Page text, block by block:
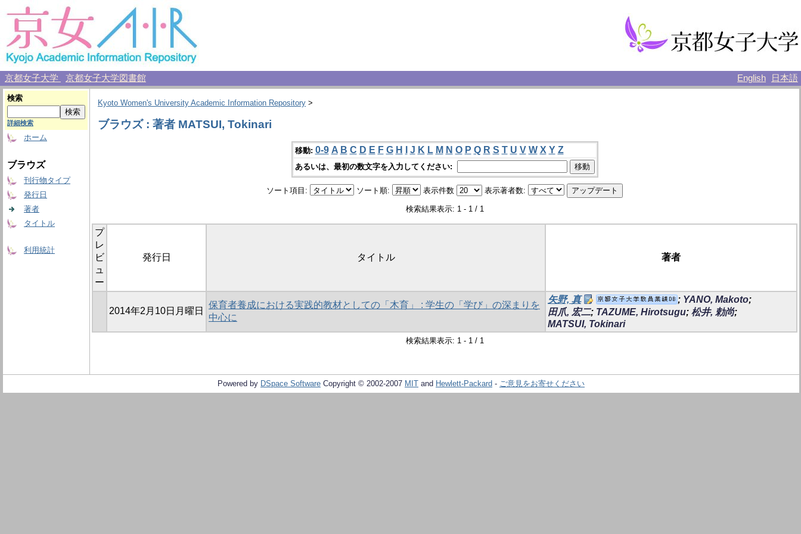
京都女子大学 京都女子大学図書館 English 日本語
検索
詳細検索
ホーム
ブラウズ
刊行物タイプ
発行日
著者
タイトル
利用統計
Kyoto Women's University Academic Information Repository >
ブラウズ : 著者 MATSUI, Tokinari
移動: 0-9 A B C D E F G H J K L M N O P Q R S T U V W X Y Z
あるいは、最初の数文字を入力してください:
ソート項目: ソート順: 表示件数 表示著者数:
検索結果表示: 1 - 1 / 1
プ
レ
ビ
ュ
ー
発行日 タイトル 著者
2014年2月10日月曜日
保育者養成における実践的教材としての「木育」 : 学生の「学び」の深まりを
中心に
矢野, 真 ; YANO, Makoto;
田爪, 宏二; TAZUME, Hirotsugu; 松井, 勅尚;
MATSUI, Tokinari
検索結果表示: 1 - 1 / 1
Powered by DSpace Software Copyright © 2002-2007 MIT and Hewlett-Packard - ご意見をお寄せください